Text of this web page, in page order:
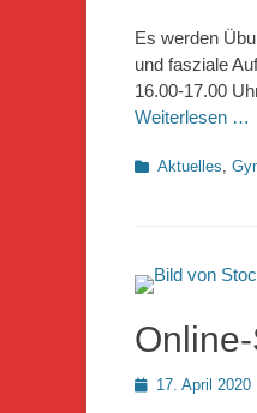
Es werden
und fasziale
16.00-17.00
Weiterlesen …
Kategorien
Aktuelles,
Posted17. April 2020